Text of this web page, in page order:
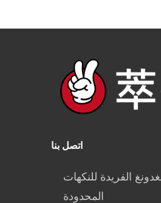
اتصل بنا
الفريدة للنكهات
المحدودة